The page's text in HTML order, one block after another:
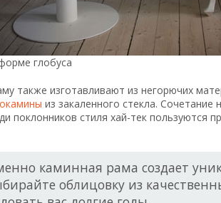
глобуса
также изготавливают из негорючих
из закаленного стекла.
поклонников стиля хай-тек пользуются
каминная рама создает
облицовку из